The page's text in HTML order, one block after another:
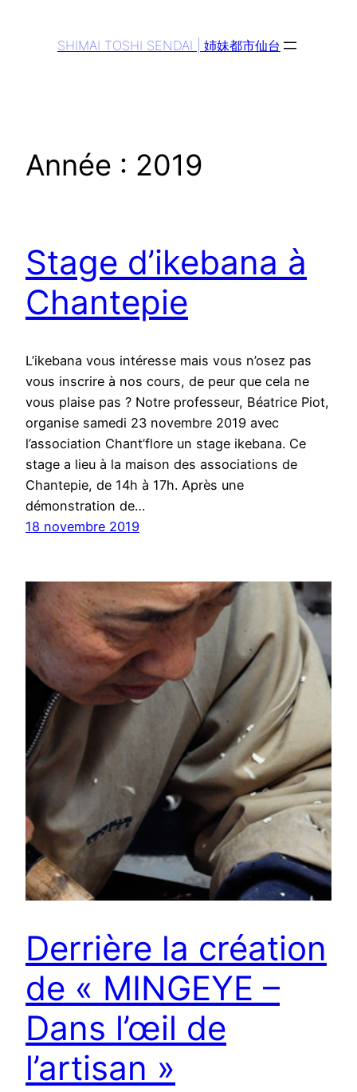
SHIMAI TOSHI SENDAI | 姉妹都市仙台
Année : 2019
Stage d’ikebana à
Chantepie
L’ikebana vous intéresse mais vous n’osez pas
vous inscrire à nos cours, de peur que cela ne
vous plaise pas ? Notre professeur, Béatrice Piot,
organise samedi 23 novembre 2019 avec
l’association Chant’flore un stage ikebana. Ce
stage a lieu à la maison des associations de
Chantepie, de 14h à 17h. Après une
démonstration de…
18 novembre 2019
Derrière la création
de « MINGEYE –
Dans l’œil de
l’artisan »